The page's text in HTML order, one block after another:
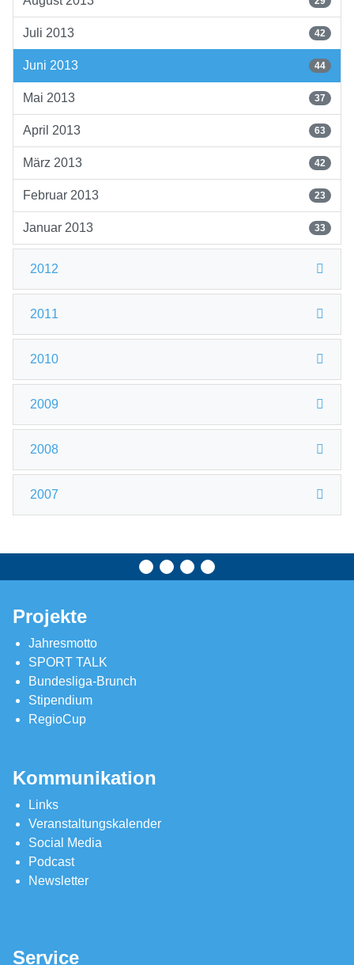
Juli 2013 42
Juni 2013 44
Mai 2013 37
April 2013 63
März 2013 42
Februar 2013 23
Januar 2013 33
2012
2011
2010
2009
2008
2007
Projekte
Jahresmotto
SPORT TALK
Bundesliga-Brunch
Stipendium
RegioCup
Kommunikation
Links
Veranstaltungskalender
Social Media
Podcast
Newsletter
Service